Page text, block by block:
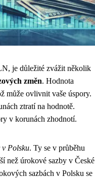
je důležité zvážit několik
změn. Hodnota
může ovlivnit vaše úspory.
ztratí na hodnotě.
v korunách zhodnotí.
v Polsku. Ty se v průběhu
než úrokové sazby v České
sazbách v Polsku se